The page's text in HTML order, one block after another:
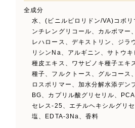
全成分
水、(ビニルピロリドン/VA)コボ
ンチレングリコール、カルボマー
レハロース、デキストリン、ジラ
リシンNa、アルギニン、サトウ
種皮エキス、ワサビノキ種子エキ
種子、フルクトース、グルコース
ロスポリマー、加水分解水添デン
BG、カプリル酸グリセリル、
セレス-25、エチルヘキシルグリ
塩、EDTA-3Na、香料